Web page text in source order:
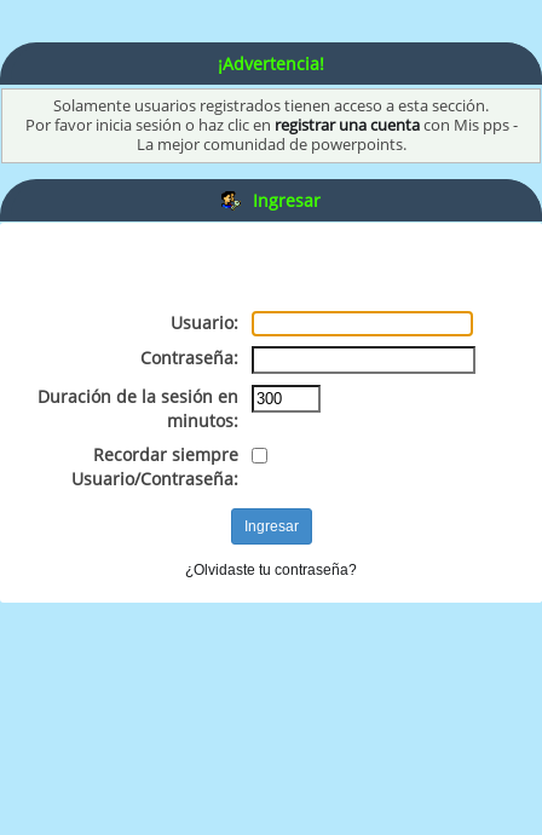
¡Advertencia!
Solamente usuarios registrados tienen acceso a esta sección.
Por favor inicia sesión o haz clic en registrar una cuentacon Mis pps -
La mejor comunidad de powerpoints.
Ingresar
Usuario:
Contraseña:
Duración de la sesión en
minutos:
Recordar siempre
Usuario/Contraseña:
¿Olvidaste tu contraseña?